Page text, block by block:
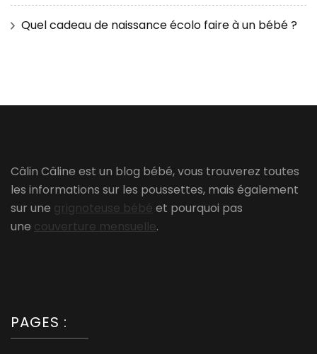
Quel cadeau de naissance écolo faire à un bébé ?
Câlin Câline est un blog bébé, vous trouverez toutes
les informations sur les poussettes, mais également
sur une grignoteuse bébé et pourquoi pas
une couverture mensuelle.
PAGES :